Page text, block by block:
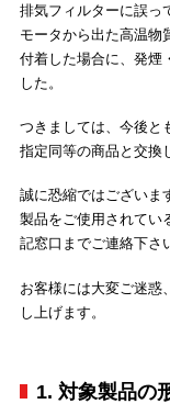
排気フィルターに誤っ
モータから出た高温物
付着した場合に、発煙
した。
つきましては、今後と
指定同等の商品と交換
誠に恐縮ではございま
製品をご使用されてい
記窓口までご連絡下さ
お客様には大変ご迷惑
し上げます。
1. 対象製品の